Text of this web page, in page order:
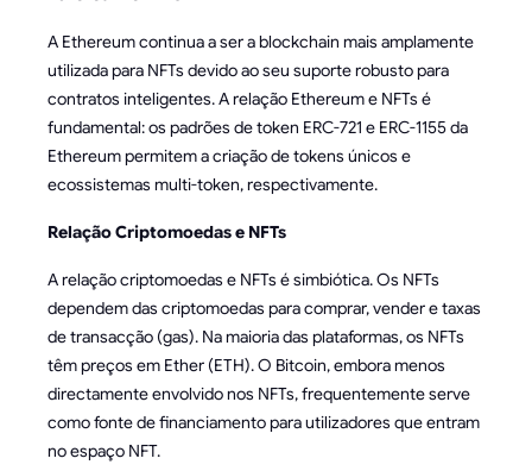
A Ethereum continua a ser a blockchain mais amplamente
utilizada para NFTs devido ao seu suporte robusto para
contratos inteligentes. A relação Ethereum e NFTs é
fundamental: os padrões de token ERC-721 e ERC-1155 da
Ethereum permitem a criação de tokens únicos e
ecossistemas multi-token, respectivamente.
Relação Criptomoedas e NFTs
A relação criptomoedas e NFTs é simbiótica. Os NFTs
dependem das criptomoedas para comprar, vender e taxas
de transacção (gas). Na maioria das plataformas, os NFTs
têm preços em Ether (ETH). O Bitcoin, embora menos
directamente envolvido nos NFTs, frequentemente serve
como fonte de financiamento para utilizadores que entram
no espaço NFT.